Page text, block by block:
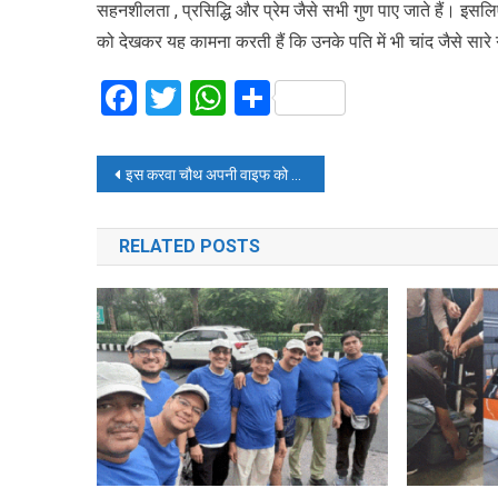
सहनशीलता , प्रसिद्धि और प्रेम जैसे सभी गुण पाए जाते हैं।
को देखकर यह कामना करती हैं कि उनके पति में भी चांद जैसे
Facebook
TwitterWhatsApp
Share
Post
navigation
इस करवा चौथ अपनी वाइफ को गिफ्ट कीजिये ये स्कूटर
RELATED POSTS